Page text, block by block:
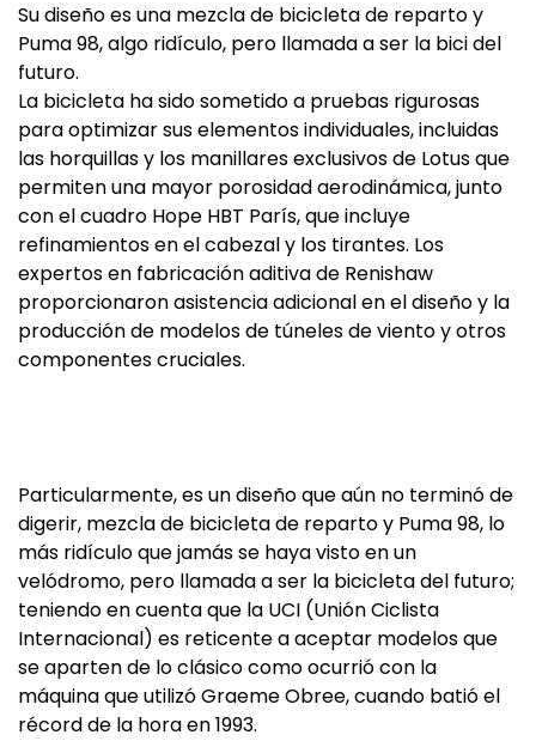
Su diseño es una mezcla de bicicleta de reparto y
Puma 98, algo ridículo, pero llamada a ser la bici del
futuro.
La bicicleta ha sido sometido a pruebas rigurosas
para optimizar sus elementos individuales, incluidas
las horquillas y los manillares exclusivos de Lotus que
permiten una mayor porosidad aerodinámica, junto
con el cuadro Hope HBT París, que incluye
refinamientos en el cabezal y los tirantes. Los
expertos en fabricación aditiva de Renishaw
proporcionaron asistencia adicional en el diseño y la
producción de modelos de túneles de viento y otros
componentes cruciales.
Particularmente, es un diseño que aún no terminó de
digerir, mezcla de bicicleta de reparto y Puma 98, lo
más ridículo que jamás se haya visto en un
velódromo, pero llamada a ser la bicicleta del futuro;
teniendo en cuenta que la UCI (Unión Ciclista
Internacional) es reticente a aceptar modelos que
se aparten de lo clásico como ocurrió con la
máquina que utilizó Graeme Obree, cuando batió el
récord de la hora en 1993.